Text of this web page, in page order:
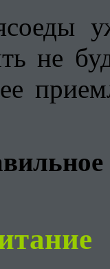
не